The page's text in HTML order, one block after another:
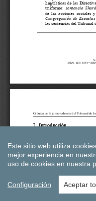
Este sitio web utiliza
mejor experiencia en
uso de cookies en nuestra
Configuración Aceptar